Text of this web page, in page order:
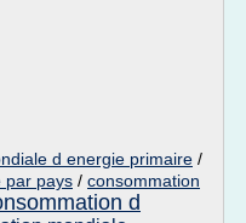
d energie primaire /
par pays / consommation
d